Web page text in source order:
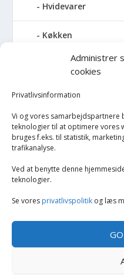
Administrer
cookies
Privatlivsinformation
Vi og vores
teknologier til at optimere vores
bruges f.eks. til statistik,
trafikanalyse.
Ved at benytte denne
teknologier.
Se vores privatlivspolitik og læs
Hvidevarer
Køkken
Elkedler
Kaffemaskiner
Køkkenvægte
Opvarmning